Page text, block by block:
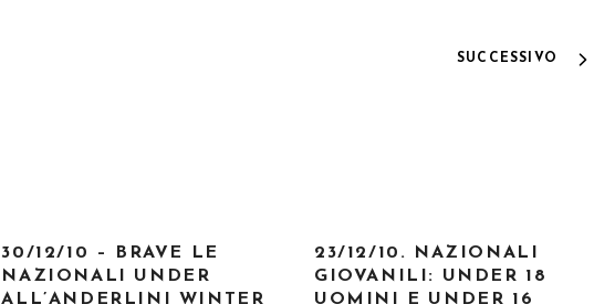
SUCCESSIVO
30/12/10 – BRAVE LE
NAZIONALI UNDER
ALL’ANDERLINI WINTER
23/12/10. NAZIONALI
GIOVANILI: UNDER 18
UOMINI E UNDER 16